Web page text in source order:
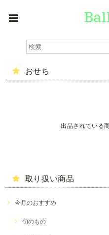
おせち
出品されている
取り扱い商品
今月のおすすめ
旬のもの